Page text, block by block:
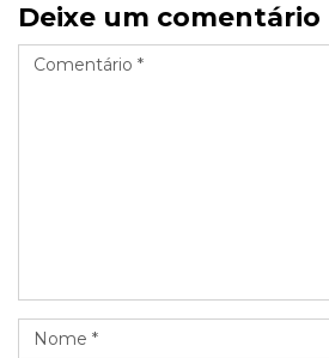
Deixe um comentário